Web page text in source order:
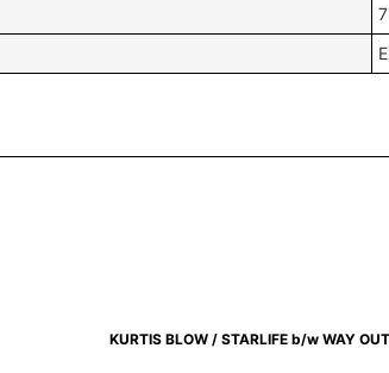
KURTIS BLOW / STARLIFE b/w WAY